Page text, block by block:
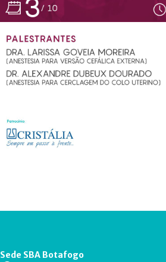
Sede SBA Botafogo